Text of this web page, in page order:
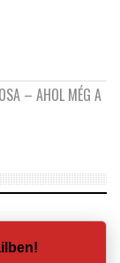
– AHOL MÉG A